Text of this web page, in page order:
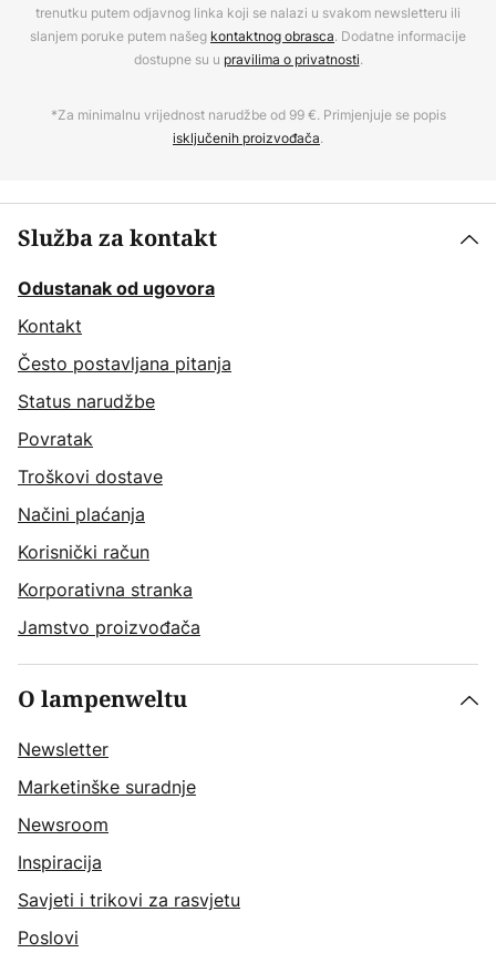
trenutku putem odjavnog linka koji se nalazi u svakom newsletteru ili
slanjem poruke putem našeg kontaktnog obrasca. Dodatne informacije
dostupne su u pravilima o privatnosti.
*Za minimalnu vrijednost narudžbe od 99 €. Primjenjuje se popis
isključenih proizvođača.
Služba za kontakt
Odustanak od ugovora
Kontakt
Često postavljana pitanja
Status narudžbe
Povratak
Troškovi dostave
Načini plaćanja
Korisnički račun
Korporativna stranka
Jamstvo proizvođača
O lampenweltu
Newsletter
Marketinške suradnje
Newsroom
Inspiracija
Savjeti i trikovi za rasvjetu
Poslovi